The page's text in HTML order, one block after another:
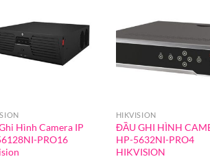
Hình Camera IP
PRO16
HIKVISION
ĐẦU GHI HÌNH
HP-5632NI-PRO4
HIKVISION